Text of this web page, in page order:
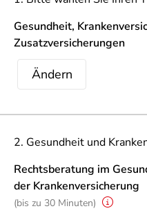
Gesundheit,
Zusatzversicherungen
Ändern
2. Gesundheit und
Rechtsberatung im
der Krankenversicherung
(bis zu 30 Minuten)